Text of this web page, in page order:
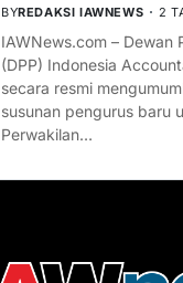
BYREDAKSI IAWNEWS 2
IAWNews.com – Dewan
(DPP) Indonesia
secara resmi
susunan pengurus baru
Perwakilan…